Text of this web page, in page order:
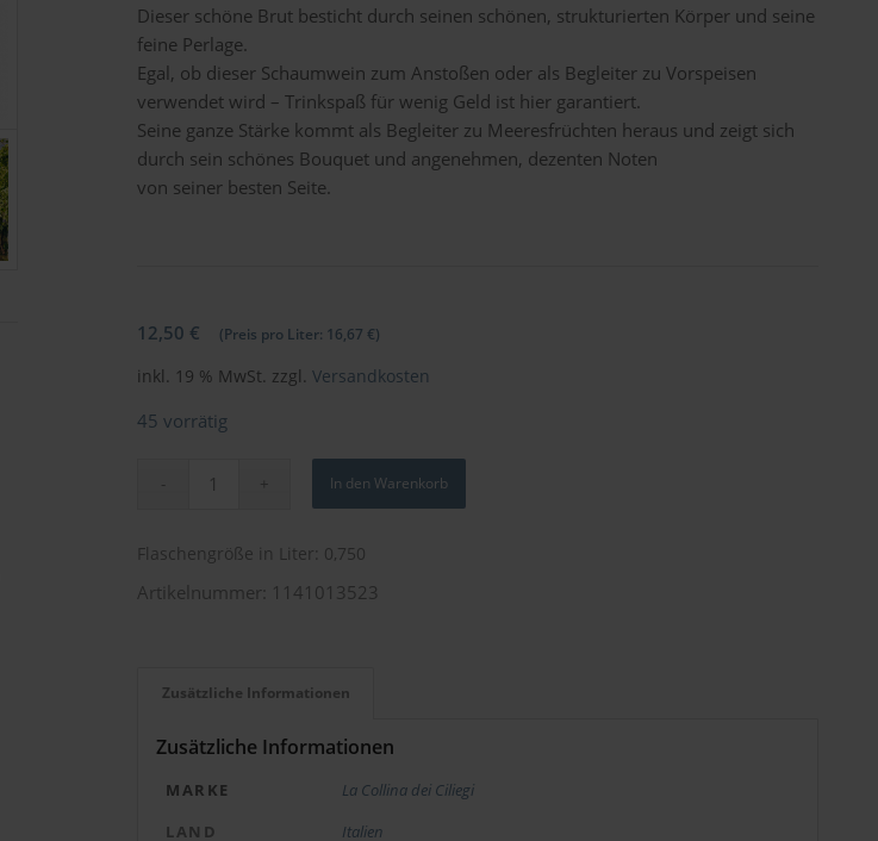
Dieser schöne Brut besticht durch seinen schönen, strukturierten Körper und seine
feine Perlage.
Egal, ob dieser Schaumwein zum Anstoßen oder als Begleiter zu Vorspeisen
verwendet wird – Trinkspaß für wenig Geld ist hier garantiert.
Seine ganze Stärke kommt als Begleiter zu Meeresfrüchten heraus und zeigt sich
durch sein schönes Bouquet und angenehmen, dezenten Noten
von seiner besten Seite.
12,50 € (Preis pro Liter: 16,67 €)
inkl. 19 % MwSt. zzgl. Versandkosten
45 vorrätig
In den Warenkorb
Flaschengröße in Liter: 0,750
Artikelnummer: 1141013523
Zusätzliche Informationen
Zusätzliche Informationen
MARKE
La Collina dei Ciliegi
LAND
Italien